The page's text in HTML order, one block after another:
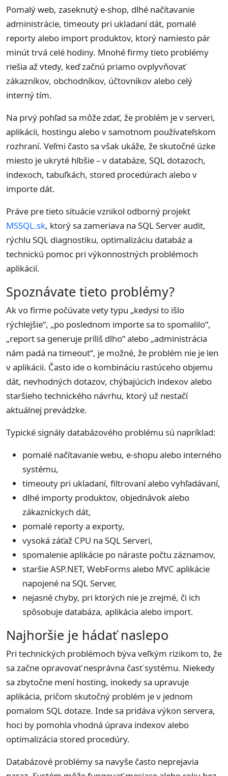
Pomalý web, zaseknutý e-shop, dlhé načítavanie
administrácie, timeouty pri ukladaní dát, pomalé
reporty alebo import produktov, ktorý namiesto pár
minút trvá celé hodiny. Mnohé firmy tieto problémy
riešia až vtedy, keď začnú priamo ovplyvňovať
zákazníkov, obchodníkov, účtovníkov alebo celý
interný tím.
Na prvý pohľad sa môže zdať, že problém je v serveri,
aplikácii, hostingu alebo v samotnom používateľskom
rozhraní. Veľmi často sa však ukáže, že skutočné úzke
miesto je ukryté hlbšie – v databáze, SQL dotazoch,
indexoch, tabuľkách, stored procedúrach alebo v
importe dát.
Práve pre tieto situácie vznikol odborný projekt
MSSQL.sk, ktorý sa zameriava na SQL Server audit,
rýchlu SQL diagnostiku, optimalizáciu databáz a
technickú pomoc pri výkonnostných problémoch
aplikácií.
Spoznávate tieto problémy?
Ak vo firme počúvate vety typu „kedysi to išlo
rýchlejšie“, „po poslednom importe sa to spomalilo“,
„report sa generuje príliš dlho“ alebo „administrácia
nám padá na timeout“, je možné, že problém nie je len
v aplikácii. Často ide o kombináciu rastúceho objemu
dát, nevhodných dotazov, chýbajúcich indexov alebo
staršieho technického návrhu, ktorý už nestačí
aktuálnej prevádzke.
Typické signály databázového problému sú napríklad:
pomalé načítavanie webu, e-shopu alebo interného
systému,
timeouty pri ukladaní, filtrovaní alebo vyhľadávaní,
dlhé importy produktov, objednávok alebo
zákazníckych dát,
pomalé reporty a exporty,
vysoká záťaž CPU na SQL Serveri,
spomalenie aplikácie po náraste počtu záznamov,
staršie ASP.NET, WebForms alebo MVC aplikácie
napojené na SQL Server,
nejasné chyby, pri ktorých nie je zrejmé, či ich
spôsobuje databáza, aplikácia alebo import.
Najhoršie je hádať naslepo
Pri technických problémoch býva veľkým rizikom to, že
sa začne opravovať nesprávna časť systému. Niekedy
sa zbytočne mení hosting, inokedy sa upravuje
aplikácia, pričom skutočný problém je v jednom
pomalom SQL dotaze. Inde sa pridáva výkon servera,
hoci by pomohla vhodná úprava indexov alebo
optimalizácia stored procedúry.
Databázové problémy sa navyše často neprejavia